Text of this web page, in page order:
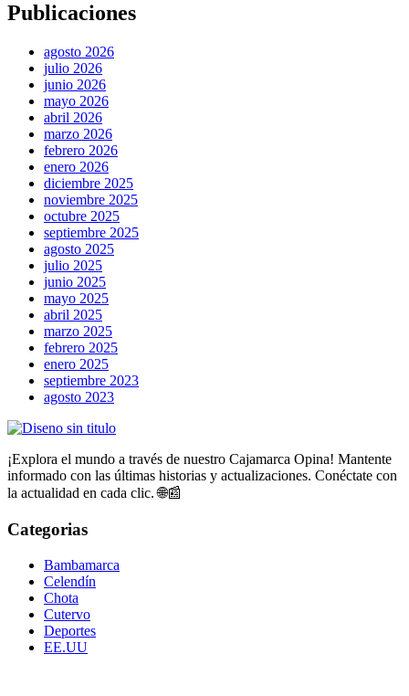
Publicaciones
agosto 2026
julio 2026
junio 2026
mayo 2026
abril 2026
marzo 2026
febrero 2026
enero 2026
diciembre 2025
noviembre 2025
octubre 2025
septiembre 2025
agosto 2025
julio 2025
junio 2025
mayo 2025
abril 2025
marzo 2025
febrero 2025
enero 2025
septiembre 2023
agosto 2023
¡Explora el mundo a través de nuestro Cajamarca Opina! Mantente
informado con las últimas historias y actualizaciones. Conéctate con
la actualidad en cada clic. 🌐📰
Categorias
Bambamarca
Celendín
Chota
Cutervo
Deportes
EE.UU